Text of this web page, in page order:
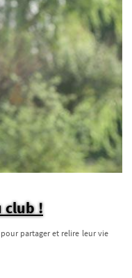
club !
partager et relire leur vie